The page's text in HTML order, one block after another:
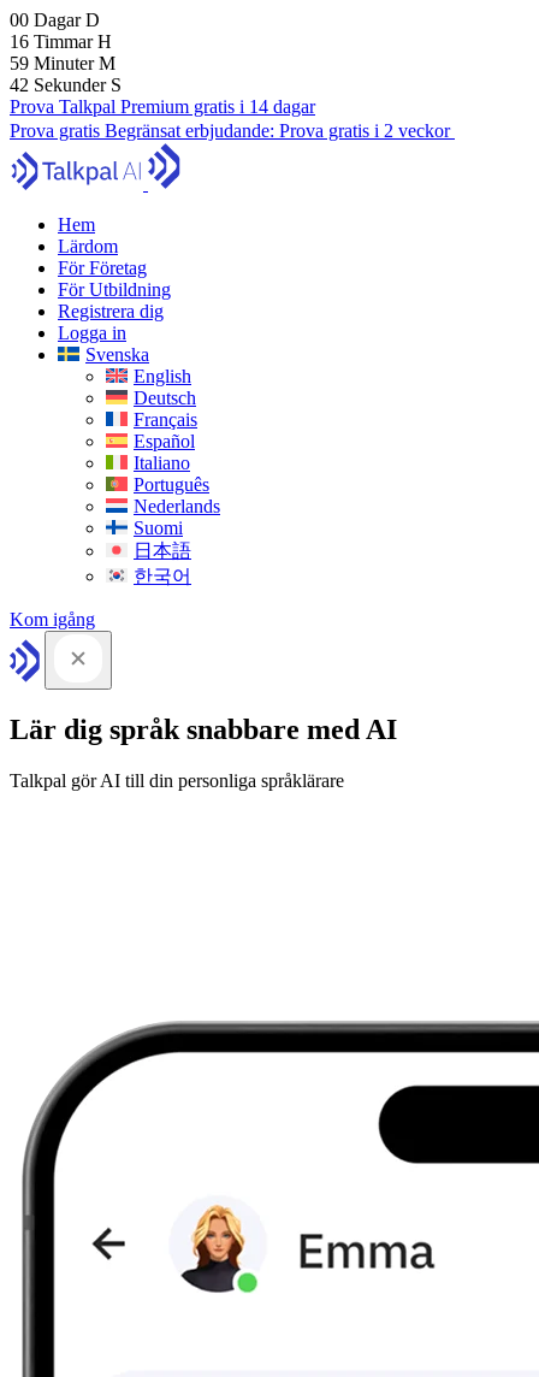
00 DagarD
16 TimmarH
59 MinuterM
41 Sekunder S
Prova Talkpal Premium gratis i 14 dagar
Prova gratis Begränsat erbjudande: Prova gratis i 2 veckor
Hem
Lärdom
För Företag
För Utbildning
Registrera dig
Logga in
Svenska
English
Deutsch
Français
Español
Italiano
Português
Nederlands
Suomi
日本語
한국어
Kom igång
Lär dig språk snabbare med AI
Talkpal gör AI till din personliga språklärare